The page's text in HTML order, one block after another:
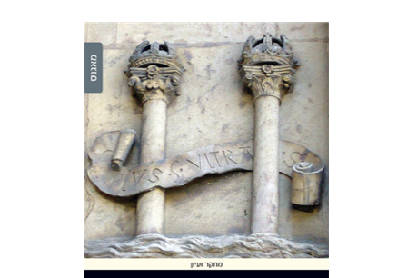
יהודה ליבס יהודה ליבס
יהודית
וייס
יהודית וייס